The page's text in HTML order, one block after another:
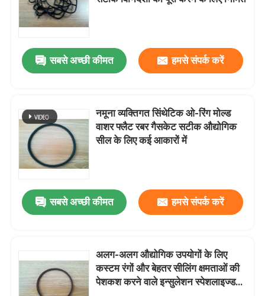
हमारे बारे में
कारखाना भ्रमण
संपर्क करें
रबर तेल सील
मोटर वाहन तेल जवानों
ट्रक तेल जवानों
सबसे अच्छी कीमत हमसे संपर्क करें
नमूना व्यक्तिगत सिंथेटिक ओ-रिंग मोल्ड
वाशर फ्लैट रबर गैसकेट सटीक औद्योगिक
सील के लिए कई आकारों में
सबसे अच्छी कीमत हमसे संपर्क करें
अलग-अलग औद्योगिक उपयोगों के लिए
कस्टम रंगों और बेहतर सीलिंग क्षमताओं की
पेशकश करने वाले इन्सुलेशन स्पेशलाइज्ड